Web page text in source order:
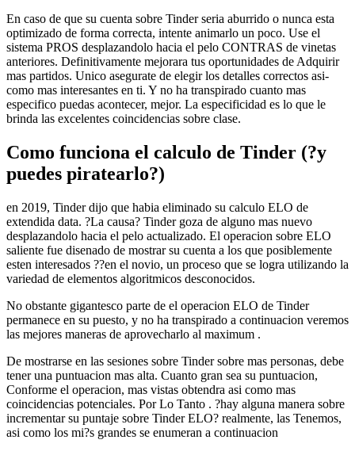
En caso de que su cuenta sobre Tinder seri­a aburrido o nunca esta
optimizado de forma correcta, intente animarlo un poco. Use el
sistema PROS desplazandolo hacia el pelo CONTRAS de vinetas
anteriores. Definitivamente mejorara tus oportunidades de Adquirir
mas partidos. Unico asegurate de elegir los detalles correctos asi­
como mas interesantes en ti. Y no ha transpirado cuanto mas
especifico puedas acontecer, mejor. La especificidad es lo que le
brinda las excelentes coincidencias sobre clase.
Como funciona el calculo de Tinder (?y
puedes piratearlo?)
en 2019, Tinder dijo que habia eliminado su calculo ELO de
extendida data. ?La causa? Tinder goza de alguno mas nuevo
desplazandolo hacia el pelo actualizado. El operacion sobre ELO
saliente fue disenado de mostrar su cuenta a los que posiblemente
esten interesados ??en el novio, un proceso que se logra utilizando la
variedad de elementos algoritmicos desconocidos.
No obstante gigantesco parte de el operacion ELO de Tinder
permanece en su puesto, y no ha transpirado a continuacion veremos
las mejores maneras de aprovecharlo al maximum .
De mostrarse en las sesiones sobre Tinder sobre mas personas, debe
tener una puntuacion mas alta. Cuanto gran sea su puntuacion,
Conforme el operacion, mas vistas obtendra asi­ como mas
coincidencias potenciales. Por Lo Tanto . ?hay alguna manera sobre
incrementar su puntaje sobre Tinder ELO? realmente, las Tenemos,
asi­ como los mi?s grandes se enumeran a continuacion